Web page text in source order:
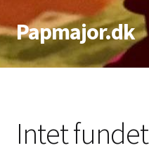
Spring
til
navigation
Spring
til
indhold
Papmajor.dk
Alder
Sværhedsgrad
Intet fundet